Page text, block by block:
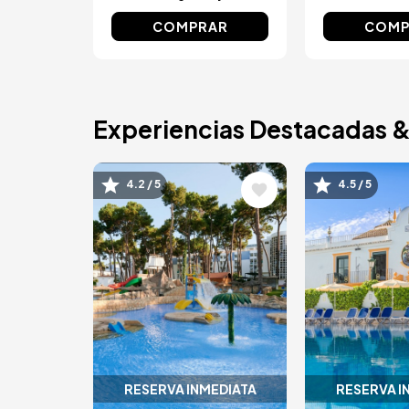
COMPRAR
Experiencias Destacadas
RESERVA INMEDIATA
Image
4.2 / 5
RESERVA
Image
4.5 / 5